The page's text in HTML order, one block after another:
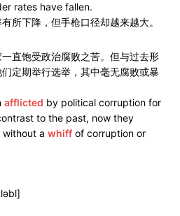
rates have fallen.
所下降，但手枪口径却越来越大。
直饱受政治腐败之苦。但与过去形
定期举行选举，其中毫无腐败或暴
afflicted by political corruption for
to the past, now they
without a whiff of corruption or